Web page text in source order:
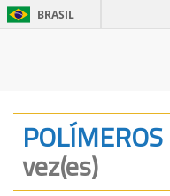
BRASIL
POLÍMEROS
vez(es)